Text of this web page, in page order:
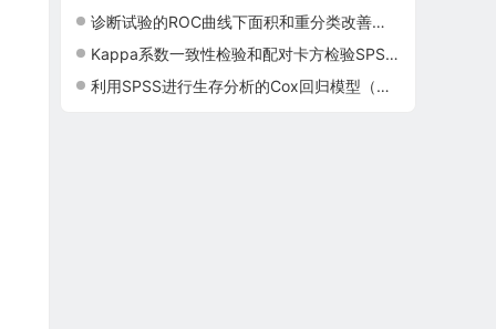
诊断试验的ROC曲线下面积和重分类改善指标NRI
Kappa系数一致性检验和配对卡方检验SPSS图文详解
利用SPSS进行生存分析的Cox回归模型（比例风险模型）